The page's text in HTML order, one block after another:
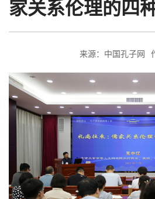
家关系伦理的四
来源：中国孔子网